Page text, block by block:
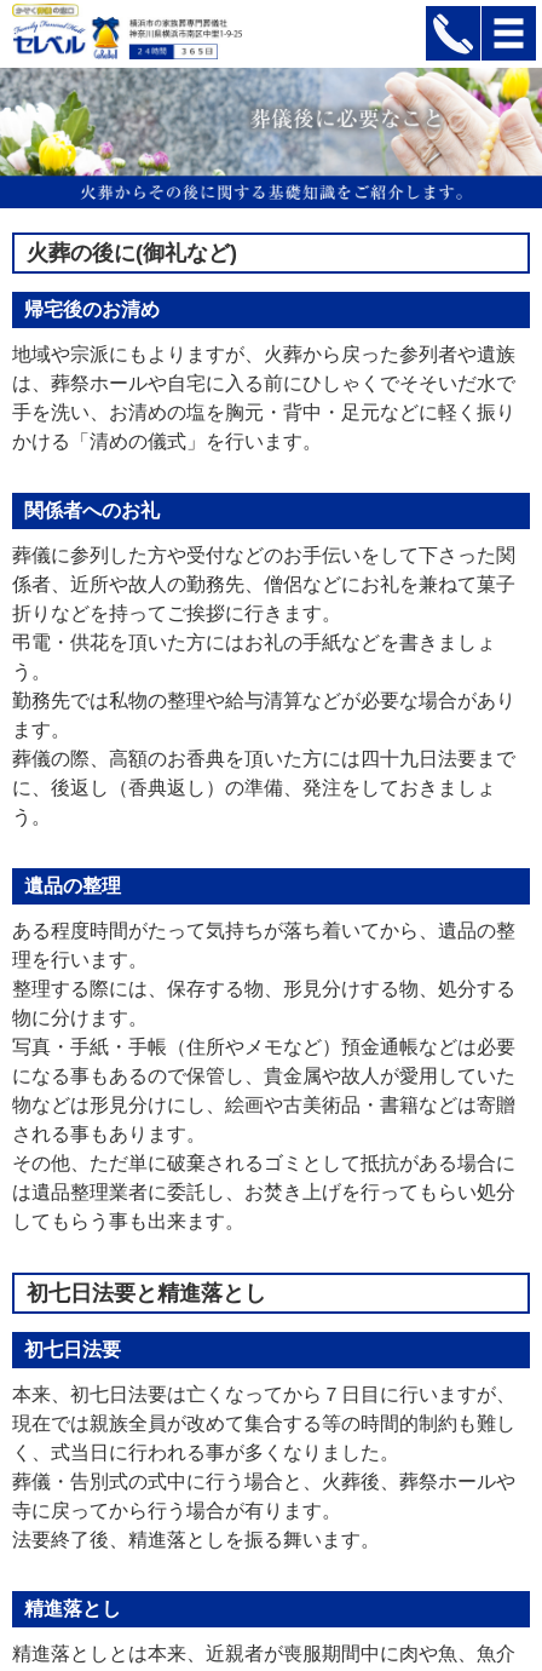
火葬の後に(御礼など)
帰宅後のお清め
地域や宗派にもよりますが、火葬から戻った参列者や遺族
は、葬祭ホールや自宅に入る前にひしゃくでそそいだ水で
手を洗い、お清めの塩を胸元・背中・足元などに軽く振り
かける「清めの儀式」を行います。
関係者へのお礼
葬儀に参列した方や受付などのお手伝いをして下さった関
係者、近所や故人の勤務先、僧侶などにお礼を兼ねて菓子
折りなどを持ってご挨拶に行きます。
弔電・供花を頂いた方にはお礼の手紙などを書きましょ
う。
勤務先では私物の整理や給与清算などが必要な場合があり
ます。
葬儀の際、高額のお香典を頂いた方には四十九日法要まで
に、後返し（香典返し）の準備、発注をしておきましょ
う。
遺品の整理
ある程度時間がたって気持ちが落ち着いてから、遺品の整
理を行います。
整理する際には、保存する物、形見分けする物、処分する
物に分けます。
写真・手紙・手帳（住所やメモなど）預金通帳などは必要
になる事もあるので保管し、貴金属や故人が愛用していた
物などは形見分けにし、絵画や古美術品・書籍などは寄贈
される事もあります。
その他、ただ単に破棄されるゴミとして抵抗がある場合に
は遺品整理業者に委託し、お焚き上げを行ってもらい処分
してもらう事も出来ます。
初七日法要と精進落とし
初七日法要
本来、初七日法要は亡くなってから７日目に行いますが、
現在では親族全員が改めて集合する等の時間的制約も難し
く、式当日に行われる事が多くなりました。
葬儀・告別式の式中に行う場合と、火葬後、葬祭ホールや
寺に戻ってから行う場合が有ります。
法要終了後、精進落としを振る舞います。
精進落とし
精進落としとは本来、近親者が喪服期間中に肉や魚、魚介